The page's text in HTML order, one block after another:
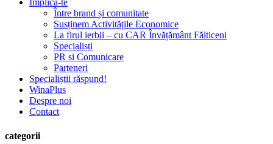
Implică-te
Între brand și comunitate
Susținem Activitățile Economice
La firul ierbii – cu CAR Învățământ Fălticeni
Specialiști
PR si Comunicare
Parteneri
Specialiștii răspund!
WinaPlus
Despre noi
Contact
categorii